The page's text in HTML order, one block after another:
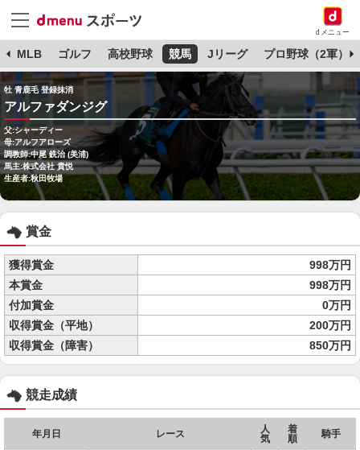
dメニュー
MLB ゴルフ 高校野球 競馬 Jリーグ プロ野球（2軍）
牡 青鹿毛 登録抹消
アルファダンジグ
父:シャーディー
母:アルフアローズ
調教師:中尾 銑治 (美浦)
馬主:株式会社 貴悦
生産者:秋田牧場
賞金
獲得賞金
998万円
本賞金
998万円
付加賞金
0万円
収得賞金（平地）
200万円
収得賞金（障害）
850万円
競走成績
年月日 レース
人
気
着
順
騎手